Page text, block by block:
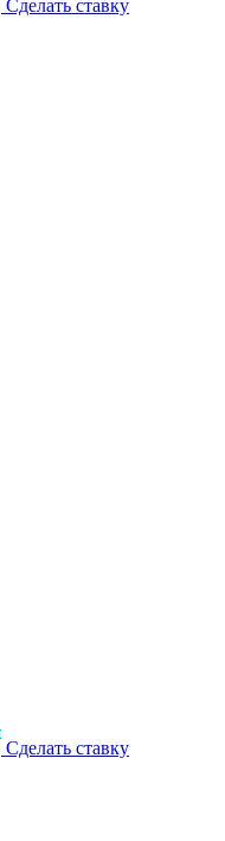
Сделать ставку
Сделать ставку